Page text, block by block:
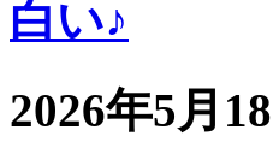
白い♪
2026年5月